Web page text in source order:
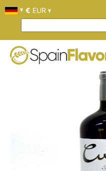
€ EUR